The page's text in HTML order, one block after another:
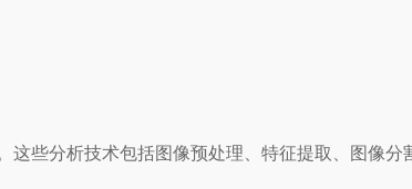
分析技术包括图像预处理、特征提取、图像分